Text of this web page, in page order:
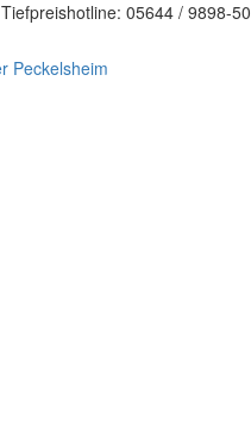
Tiefpreishotline: 05644 / 9898-50